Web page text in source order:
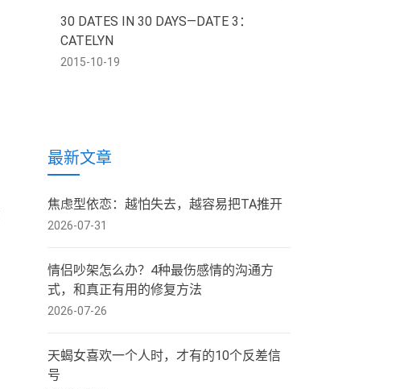
30 DATES IN 30 DAYS—DATE 3：
CATELYN
2015-10-19
最新文章
焦虑型依恋：越怕失去，越容易把TA推开
2026-07-31
情侣吵架怎么办？4种最伤感情的沟通方
式，和真正有用的修复方法
2026-07-26
天蝎女喜欢一个人时，才有的10个反差信
号